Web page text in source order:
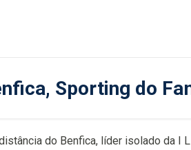
Sporting do
do Benfica, líder isolado da I